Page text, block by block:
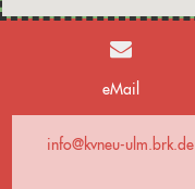
eMail
info@kvneu-ulm.brk.de